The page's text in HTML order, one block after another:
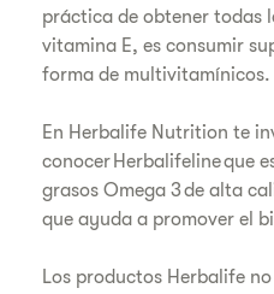
práctica de obtener todas
vitamina E, es consumir
forma de multivitamínicos.
En Herbalife Nutrition te
conocer Herbalifeline que
grasos Omega 3 de alta
que ayuda a promover el
Los productos Herbalife